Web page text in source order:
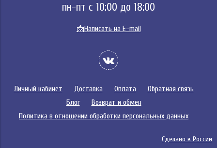
пн-пт с 10:00 до 18:00
📩Написать на E-mail
Личный кабинет Доставка Оплата
Обратная связь
Блог
Возврат и обмен
Политика в отношении обработки персональных данных
Сделано в России